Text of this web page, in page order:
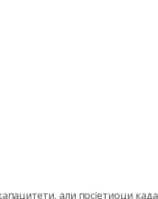
али посјетиоци када